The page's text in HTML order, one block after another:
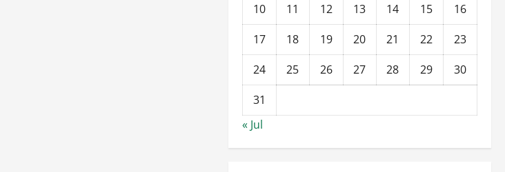
10
11 12 13 14 15
16
17
18 19 20 21 22
23
24
25 26 27 28 29
30
31
« Jul